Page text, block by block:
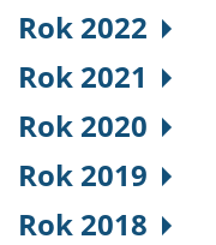
Rok 2022
Rok 2021
Rok 2020
Rok 2019
Rok 2018